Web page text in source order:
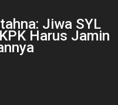
Jiwa SYL
Harus Jamin